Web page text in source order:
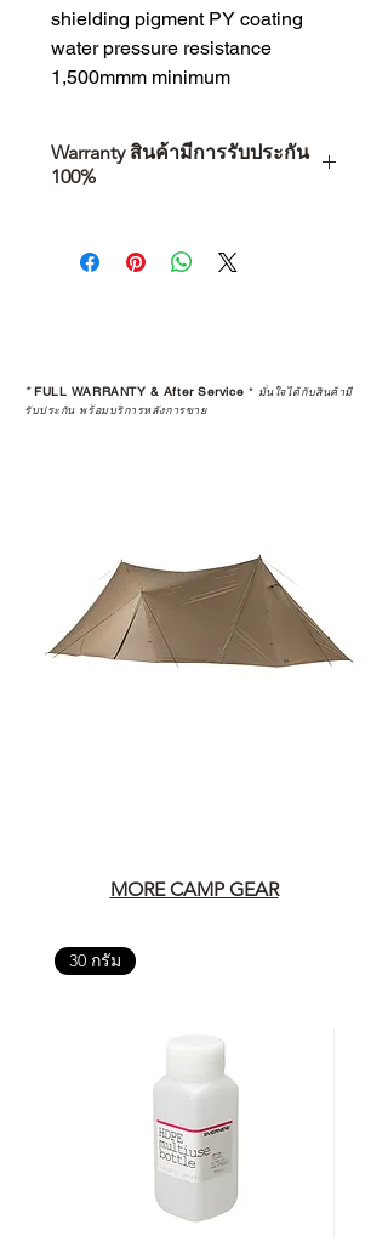
shielding pigment PY coating
water pressure resistance
1,500mmm minimum
Warranty สินค้ามีการรับประกัน
100%
คุณตัดสินใจซื้อ แต่รวมไปถึง
“ประสบการณ์หลังการใช้งาน” ใน
STUDIO และร้านตัวแทนจำหน่ายที่
ได้รับการแต่งตั้งอย่างเป็นทางการ จะ
ก่อนตัดสินใจซื้อสินค้า เราอยาก
แนะนำให้คุณสอบถามทุกครั้งว่า ร้าน
ค้าที่คุณกำลังเลือกซื้อนั้น มีการรับ
ในอุปกรณ์ที่คุณรัก มีคุณค่าอย่าง
เลือกซื้อกับ CAMP STUDIO หรือร้าน
ประสบการณ์ที่สมบูรณ์แบบในระยะ
อ่านต่อเรื่องการรับประกันสินค้าได้
https://www.campstudio.co.th/
*FULL WARRANTY & After Service * มั่นใจได้กับสินค้ามี
รับประกัน พร้อมบริการหลังการขาย
MORE CAMP GEAR
30 กรัม